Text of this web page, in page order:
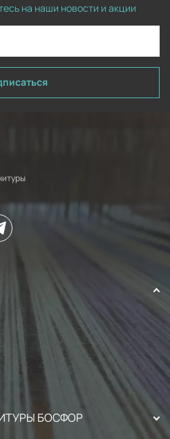
на наши новости и акции
БОСФОР